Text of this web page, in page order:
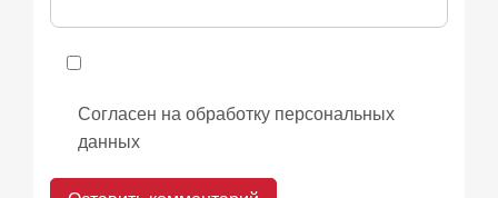
Согласен на обработку персональных
данных